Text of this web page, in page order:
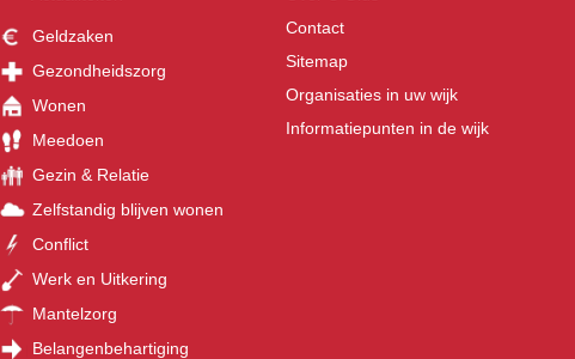
Geldzaken
Gezondheidszorg
Wonen
Meedoen
Gezin & Relatie
Zelfstandig blijven wonen
Conflict
Werk en Uitkering
Mantelzorg
Belangenbehartiging
Contact
Sitemap
Organisaties in uw wijk
Informatiepunten in de wijk